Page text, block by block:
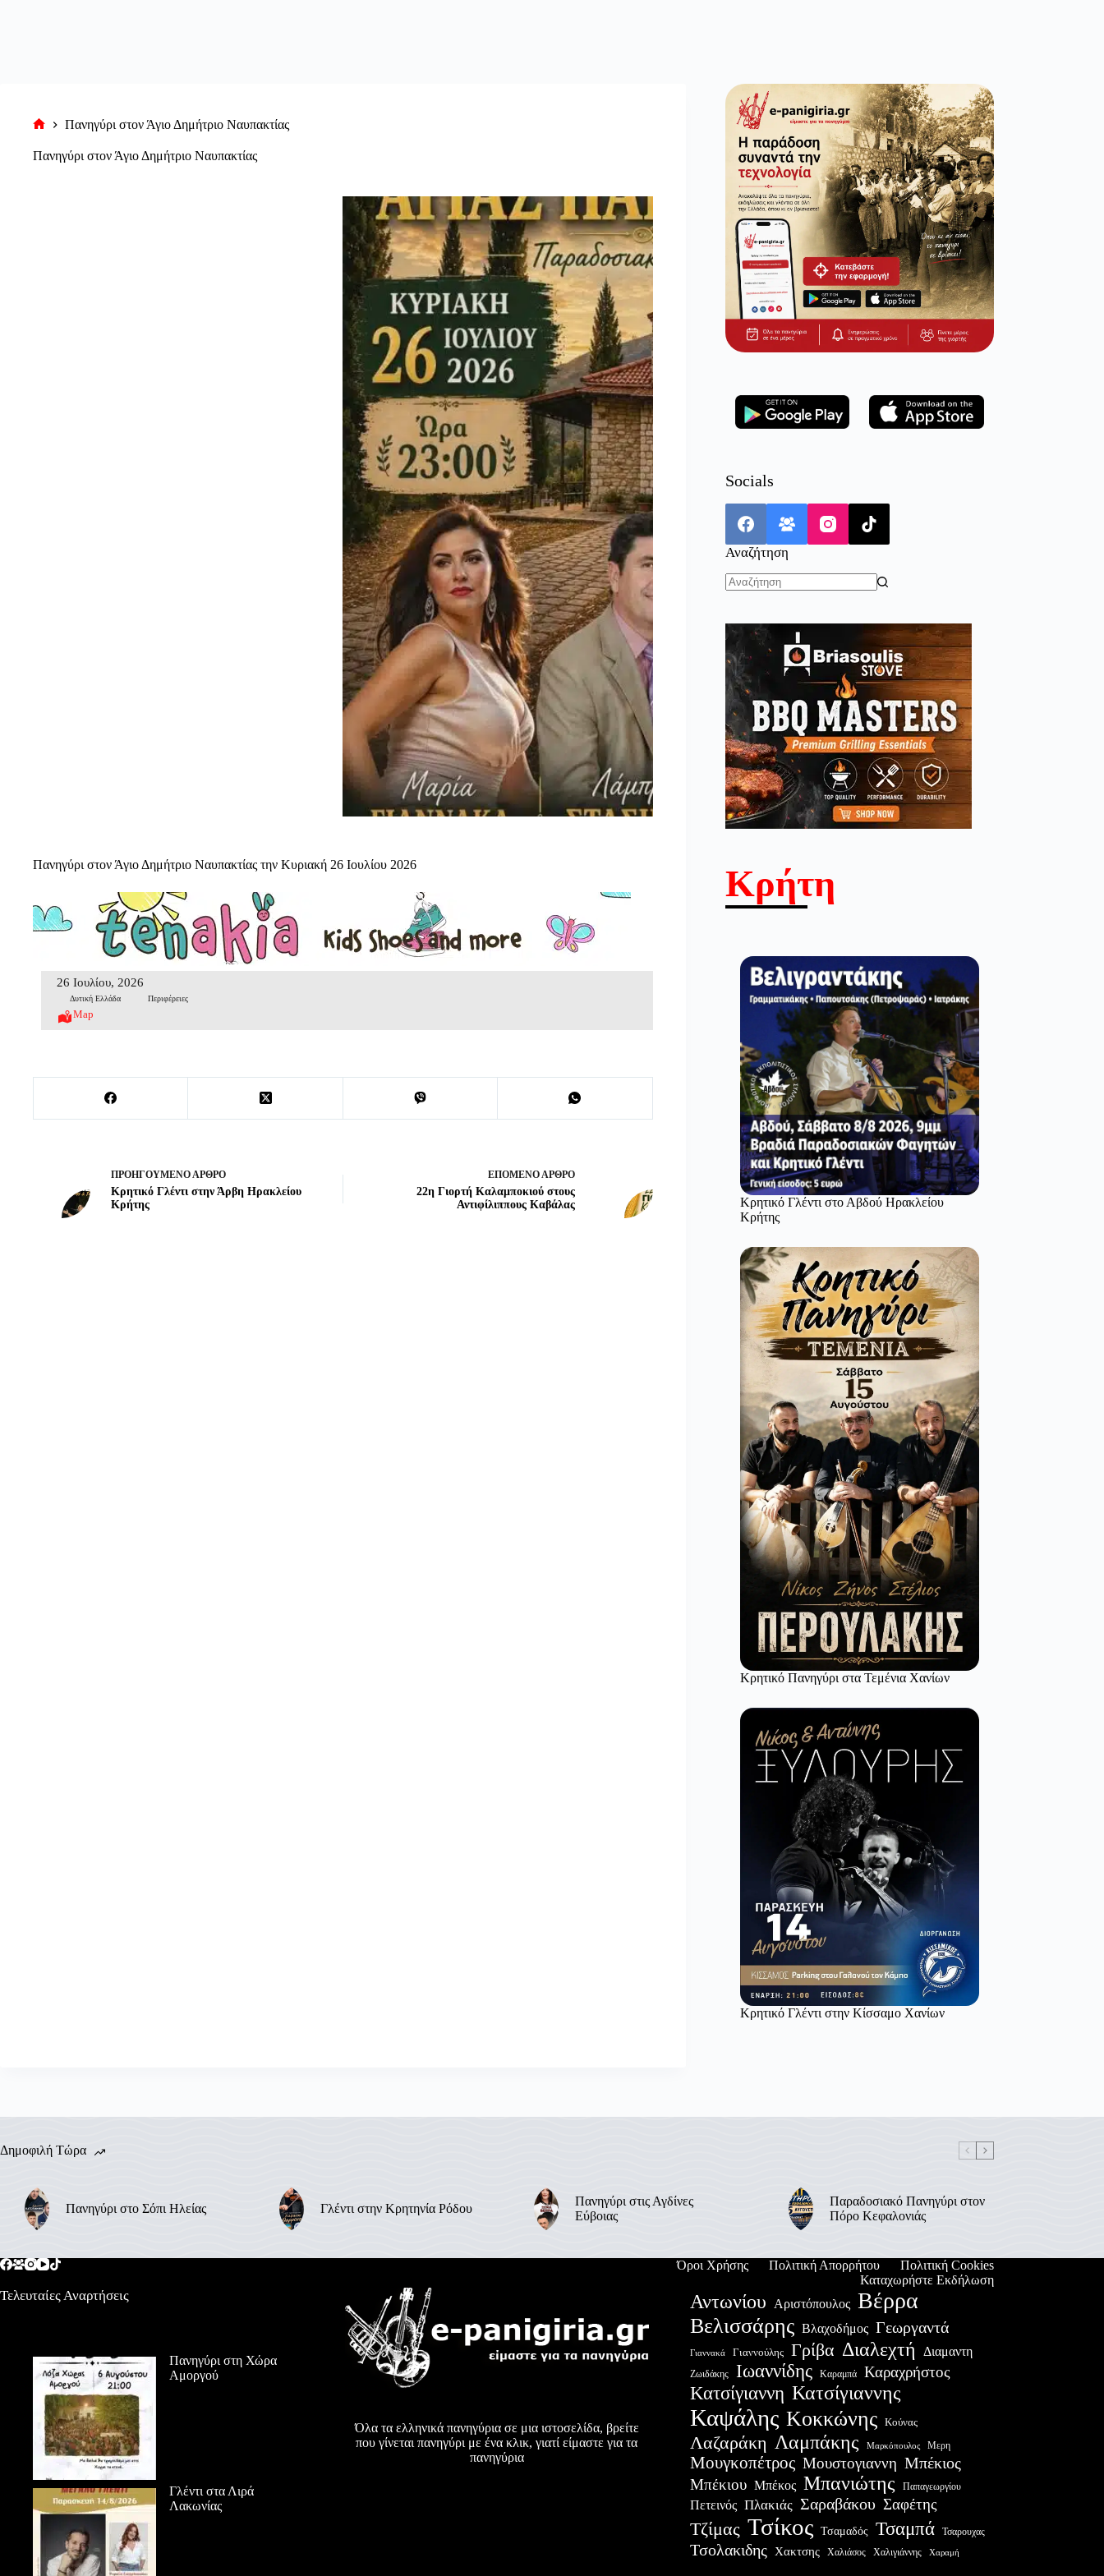
σελίδα
Πανηγύρι στον Άγιο Δημήτριο Ναυπακτίας
Πανηγύρι στον Άγιο Δημήτριο Ναυπακτίας
Πανηγύρι στον Άγιο Δημήτριο Ναυπακτίας την Κυριακή 26 Ιουλίου 2026
26 Ιουλίου, 2026
Δυτική Ελλάδα Περιφέρειες
Map
ΠΡΟΗΓΟΎΜΕΝΟΆΡΘΡΟ
Κρητικό Γλέντι στην Άρβη Ηρακλείου
Κρήτης
ΕΠΌΜΕΝΟΆΡΘΡΟ
22η Γιορτή Καλαμποκιού στους
Αντιφίλιππους Καβάλας
Socials
Αναζήτηση
Κρήτη
Κρητικό Γλέντι στο Αβδού Ηρακλείου
Κρήτης
Κρητικό Πανηγύρι στα Τεμένια Χανίων
Κρητικό Γλέντι στην Κίσσαμο Χανίων
Δημοφιλή Τώρα
Πανηγύρι στο Σόπι Ηλείας Γλέντι στην Κρητηνία Ρόδου
Πανηγύρι στις Αγδίνες
Εύβοιας
Παραδοσιακό Πανηγύρι στον
Πόρο Κεφαλονιάς
Όροι Χρήσης Πολιτική Απορρήτου
Πολιτική Cookies
Καταχωρήστε Εκδήλωση
Τελευταίες Αναρτήσεις
Πανηγύρι στη Χώρα
Αμοργού
Γλέντι στα Λιρά
Λακωνίας
Όλα τα ελληνικά πανηγύρια σε μια ιστοσελίδα, βρείτε
που γίνεται πανηγύρι με ένα κλικ, γιατί είμαστε για τα
πανηγύρια
Αντωνίου Αριστόπουλος Βέρρα
Βελισσάρης Βλαχοδήμος Γεωργαντά
Γιαννακά Γιαννούλης Γρίβα Διαλεχτή Διαμαντη
Ζωιδάκης Ιωαννίδης Καραμπά Καραχρήστος
Κατσίγιαννη Κατσίγιαννης
Καψάλης Κοκκώνης Κούνας
Λαζαράκη Λαμπάκης Μαρκόπουλος Μερη
Μουγκοπέτρος Μουστογιαννη Μπέκιος
Μπέκιου Μπέκος Μπανιώτης Παπαγεωργίου
Πετεινός Πλακιάς Σαραβάκου Σαφέτης
Τζίμας Τσίκος Τσαμαδός Τσαμπά Τσαρουχας
Τσολακιδης Χακτσης Χαλιάσος Χαλιγιάννης Χαραμή